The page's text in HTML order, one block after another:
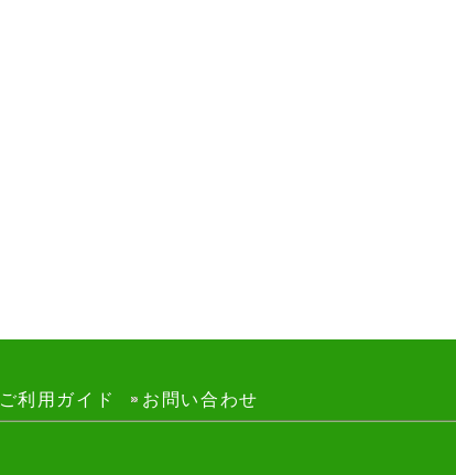
ご利用ガイド お問い合わせ